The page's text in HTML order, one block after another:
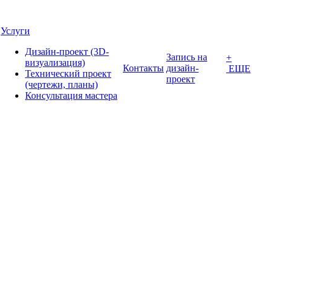
Услуги
Дизайн-проект (3D-
визуализация)
Технический проект
(чертежи, планы)
Консультация мастера
Контакты
Запись на
дизайн-
проект
+
ЕЩЕ